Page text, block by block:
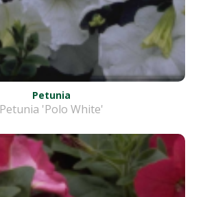
Petunia
Petunia 'Polo White'